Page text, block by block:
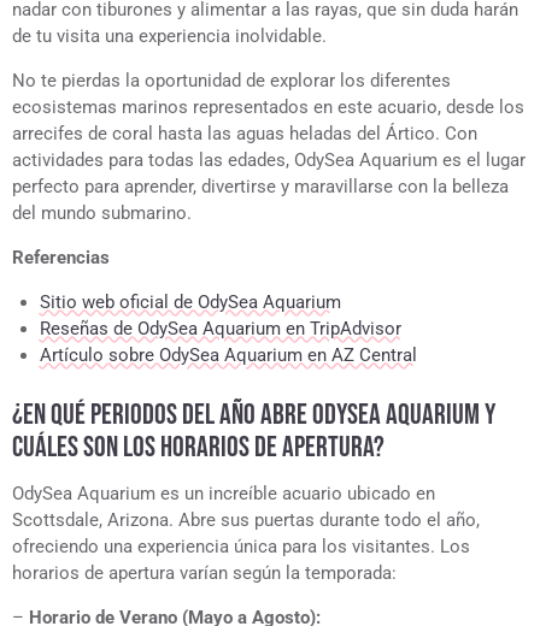
nadar con tiburones y alimentar a las rayas, que sin duda harán
de tu visita una experiencia inolvidable.
No te pierdas la oportunidad de explorar los diferentes
ecosistemas marinos representados en este acuario, desde los
arrecifes de coral hasta las aguas heladas del Ártico. Con
actividades para todas las edades, OdySea Aquarium es el lugar
perfecto para aprender, divertirse y maravillarse con la belleza
del mundo submarino.
Referencias
Sitio web oficial de OdySea Aquarium
Reseñas de OdySea Aquarium en TripAdvisor
Artículo sobre OdySea Aquarium en AZ Central
¿EN QUÉ PERIODOS DEL AÑO ABRE ODYSEA AQUARIUM Y
CUÁLES SON LOS HORARIOS DE APERTURA?
OdySea Aquarium es un increíble acuario ubicado en
Scottsdale, Arizona. Abre sus puertas durante todo el año,
ofreciendo una experiencia única para los visitantes. Los
horarios de apertura varían según la temporada:
– Horario de Verano (Mayo a Agosto):